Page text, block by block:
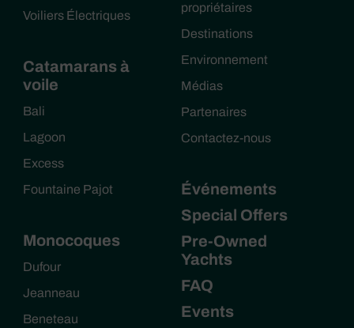
Voiliers Électriques
Catamarans à
voile
Bali
Lagoon
Excess
Fountaine Pajot
Monocoques
Dufour
Jeanneau
Beneteau
propriétaires
Destinations
Environnement
Médias
Partenaires
Contactez-nous
Événements
Special Offers
Pre-Owned
Yachts
FAQ
Events